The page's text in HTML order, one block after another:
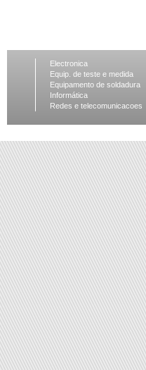
Electronica
Equip. de teste e medida
Equipamento de soldadura
Informática
Redes e telecomunicacoes